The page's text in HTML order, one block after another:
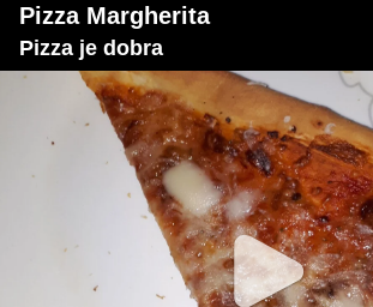
Pizza Margherita
Pizza je dobra